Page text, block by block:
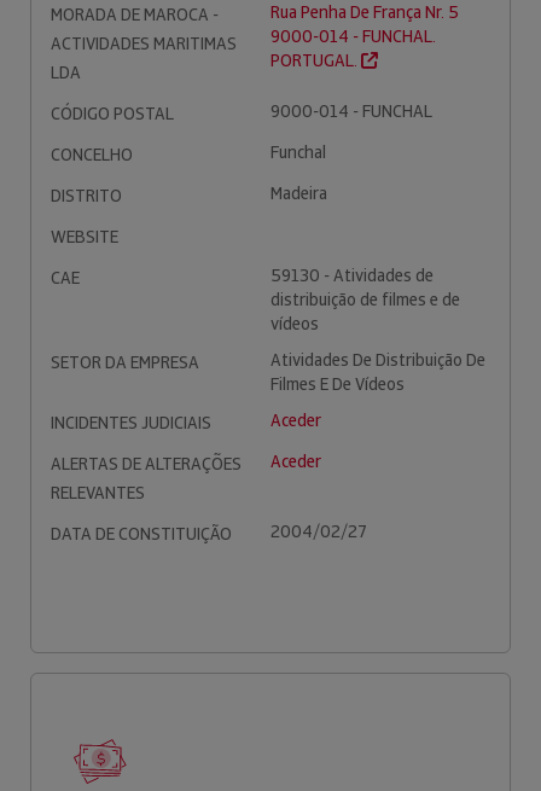
MORADA DE MAROCA -
ACTIVIDADES MARITIMAS
LDA
Rua Penha De França Nr. 5
9000-014 - FUNCHAL.
PORTUGAL.
CÓDIGO POSTAL
9000-014 - FUNCHAL
CONCELHO
Funchal
DISTRITO
Madeira
WEBSITE
CAE
59130 - Atividades de
distribuição de filmes e de
vídeos
SETOR DA EMPRESA
Atividades De Distribuição De
Filmes E De Vídeos
INCIDENTES JUDICIAIS
Aceder
ALERTAS DE ALTERAÇÕES
RELEVANTES
Aceder
DATA DE CONSTITUIÇÃO 2004/02/27